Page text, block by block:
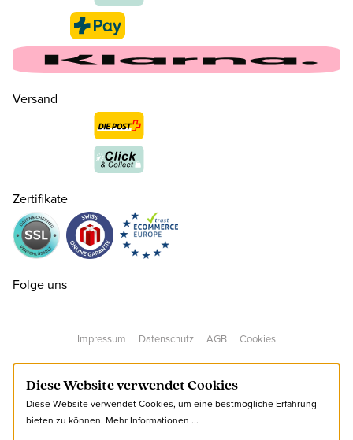
CHF 99.00
38 CHF 99.00
39 CHF 99.00
Versand
Zertifikate
Folge uns
Impressum Datenschutz AGB Cookies
Diese Website verwendet Cookies
Diese Website verwendet Cookies, um eine bestmögliche Erfahrung
bieten zu können. Mehr Informationen ...